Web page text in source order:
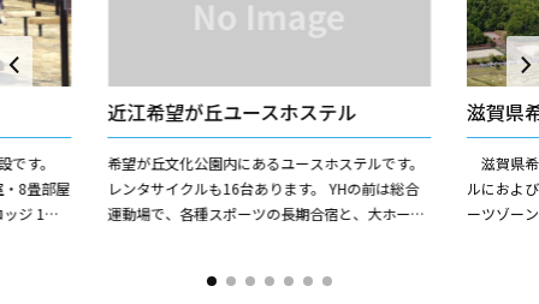
す。
8畳部屋
ジ 1棟
近江希望が丘ユースホステル
希望が丘文化公園内にあるユースホステルです。
レンタサイクルも16台あります。 YHの前は総合
運動場で、各種スポーツの長期合宿と、大ホール
滋賀県
滋賀県
ルにおよ
ーツゾー